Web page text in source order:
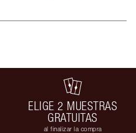
ELIGE 2 MUESTRAS
GRATUITAS
al finalizar la compra